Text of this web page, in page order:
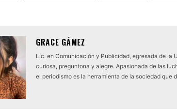
GRACE GÁMEZ
Lic. en Comunicación y Publicidad, egresada de la
curiosa, preguntona y alegre. Apasionada de las
el periodismo es la herramienta de la sociedad